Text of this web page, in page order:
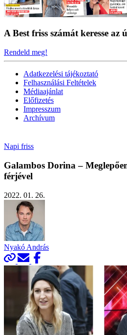
A Best friss számát keresse az
Rendeld meg!
Adatkezelési tájékoztató
Felhasználási Feltételek
Médiaajánlat
Előfizetés
Impresszum
Archívum
Napi friss
Galambos Dorina –
férjével
2022. 01. 26.
Nyakó András